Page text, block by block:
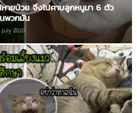
หายป่วย จึงไปคาบลูกหนูมา 6 ตัว
พวกมัน
July 2020